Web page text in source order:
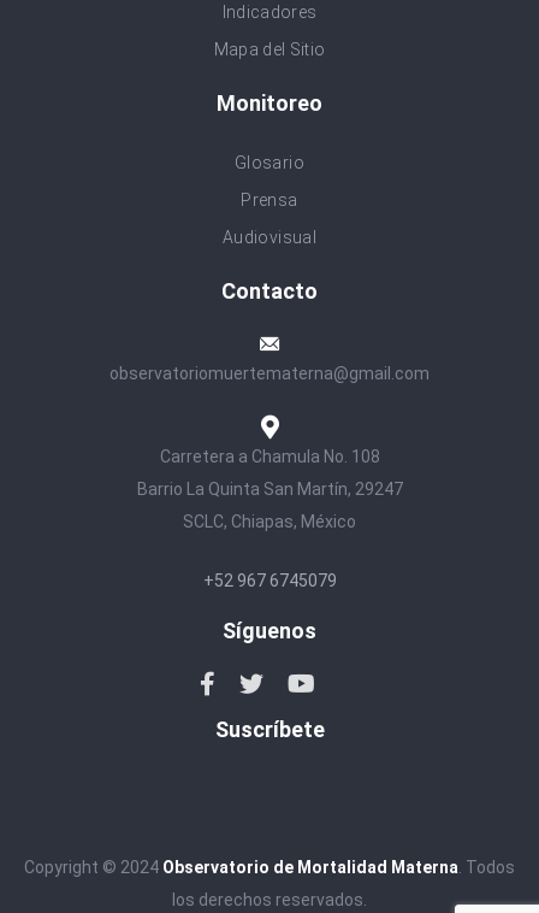
Indicadores
Mapa del Sitio
Monitoreo
Glosario
Prensa
Audiovisual
Contacto
observatoriomuertematerna@gmail.com
Carretera a Chamula No. 108
Barrio La Quinta San Martín, 29247
SCLC, Chiapas, México
+52 967 6745079
Síguenos
Suscríbete
Copyright © 2024 Observatorio de Mortalidad Materna . Todos
los derechos reservados.